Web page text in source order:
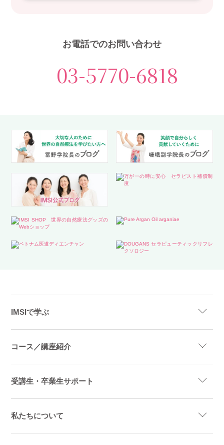
お電話でのお問い合わせ
03-5770-6818
IMSIで学ぶ
コース／講座紹介
受講生・卒業生サポート
私たちについて